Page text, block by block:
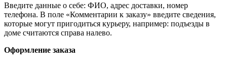
Введите данные о себе: ФИО, адрес доставки, номер
телефона. В поле «Комментарии к заказу» введите сведения,
которые могут пригодиться курьеру, например: подъезды в
доме считаются справа налево.
Оформление заказа